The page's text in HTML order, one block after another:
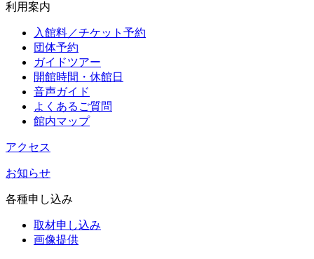
利用案内
入館料／チケット予約
団体予約
ガイドツアー
開館時間・休館日
音声ガイド
よくあるご質問
館内マップ
アクセス
お知らせ
各種申し込み
取材申し込み
画像提供